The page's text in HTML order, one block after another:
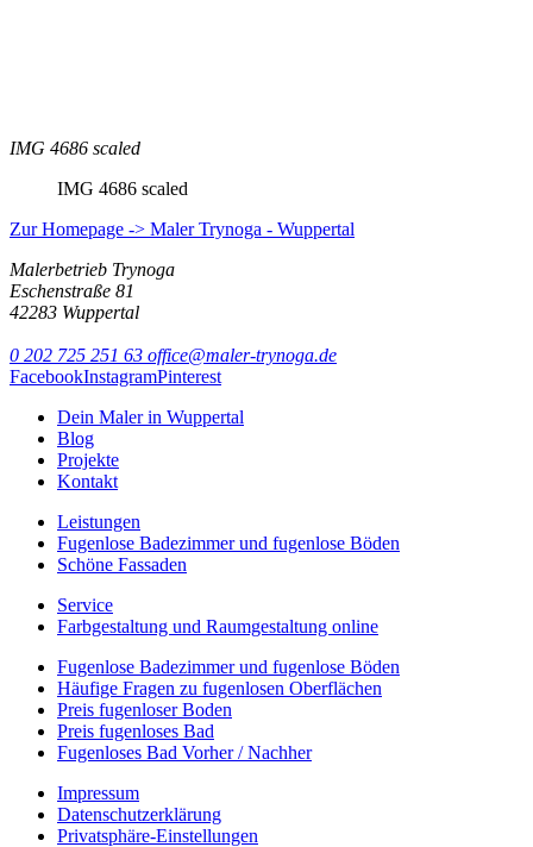
IMG 4686 scaled
IMG 4686 scaled
Zur Homepage -> Maler Trynoga - Wuppertal
Malerbetrieb Trynoga
Eschenstraße 81
42283 Wuppertal
0 202 725 251 63 office@maler-trynoga.de
FacebookInstagramPinterest
Dein Maler in Wuppertal
Blog
Projekte
Kontakt
Leistungen
Fugenlose Badezimmer und fugenlose Böden
Schöne Fassaden
Service
Farbgestaltung und Raumgestaltung online
Fugenlose Badezimmer und fugenlose Böden
Häufige Fragen zu fugenlosen Oberflächen
Preis fugenloser Boden
Preis fugenloses Bad
Fugenloses Bad Vorher / Nachher
Impressum
Datenschutzerklärung
Privatsphäre-Einstellungen